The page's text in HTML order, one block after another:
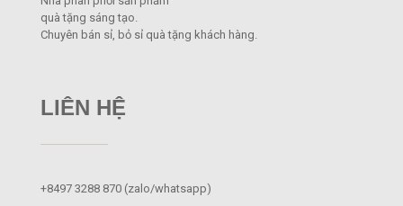
quà tặng sáng tạo.
Chuyên bán sỉ, bỏ sỉ quà tặng khách hàng.
LIÊN HỆ
+8497 3288 870 (zalo/whatsapp)